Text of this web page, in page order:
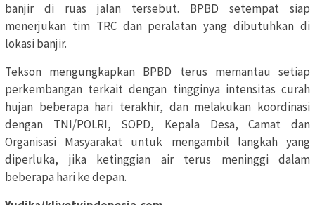
banjir di ruas jalan tersebut. BPBD setempat siap
menerjukan tim TRC dan peralatan yang dibutuhkan di
lokasi banjir.
Tekson mengungkapkan BPBD terus memantau setiap
perkembangan terkait dengan tingginya intensitas curah
hujan beberapa hari terakhir, dan melakukan koordinasi
dengan TNI/POLRI, SOPD, Kepala Desa, Camat dan
Organisasi Masyarakat untuk mengambil langkah yang
diperluka, jika ketinggian air terus meninggi dalam
beberapa hari ke depan.